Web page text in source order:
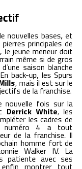
nouvelles bases, et
principales de
jeune meneur doit
même si de gros
saison blanche
back-up, les Spurs
, mais il est sur le
de la franchise.
nouvelle fois sur la
Derrick White, les
les cadres de
numéro 4 a tout
de la franchise. Il
homme fort de
Walker IV. La
patiente avec ses
enfin montrer tout